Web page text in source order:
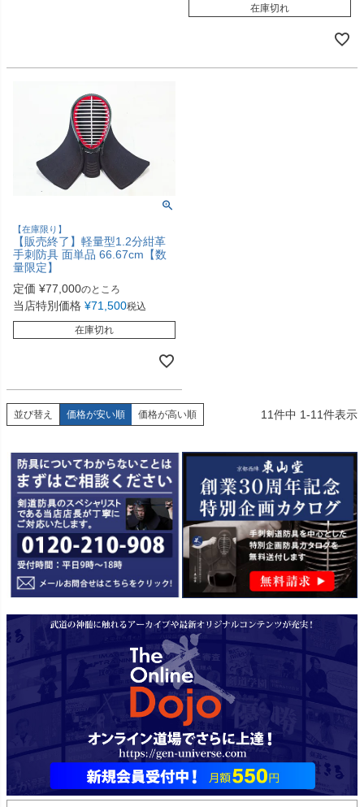
在庫切れ
【在庫限り】
【販売終了】軽量型1.2分紺革
手刺防具 面単品 66.67cm【数
量限定】
定価 ¥77,000のところ
当店特別価格 ¥71,500税込
在庫切れ
並び替え 価格が安い順 価格が高い順 11件中 1-11件表示